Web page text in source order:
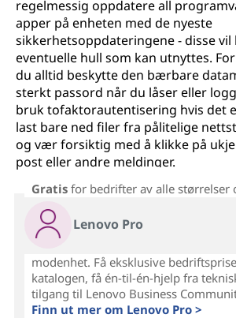
regelmessig oppdatere all
apper på enheten med de nyeste
sikkerhetsoppdateringene - disse
eventuelle hull som kan utnyttes.
du alltid beskytte den bærbare
sterkt passord når du låser eller
bruk tofaktorautentisering hvis det
last bare ned filer fra pålitelige
og vær forsiktig med å klikke på
post eller andre meldinger.
Lenovo Pro
Gratisfor bedrifter av alle størrelser
modenhet. Få eksklusive
katalogen, få én-til-én-hjelp fra
tilgang til Lenovo Business
Finn ut mer om Lenovo Pro >